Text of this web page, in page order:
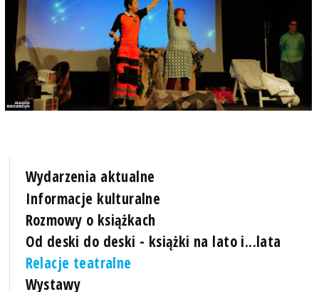
Wydarzenia aktualne
Informacje kulturalne
Rozmowy o książkach
Od deski do deski - książki na lato i...lata
Relacje teatralne
Wystawy